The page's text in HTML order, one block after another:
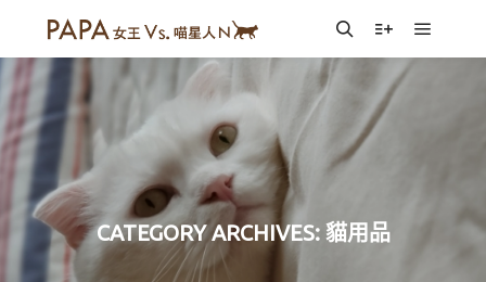
SearchMore info
Main
CATEGORY ARCHIVES: 貓用品